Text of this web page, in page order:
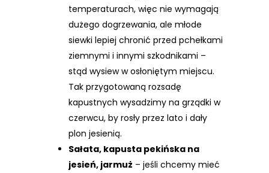
temperaturach, więc nie wymagają
dużego dogrzewania, ale młode
siewki lepiej chronić przed pchełkami
ziemnymi i innymi szkodnikami –
stąd wysiew w osłoniętym miejscu.
Tak przygotowaną rozsadę
kapustnych wysadzimy na grządki w
czerwcu, by rosły przez lato i dały
plon jesienią.
Sałata, kapusta pekińska na
jesień, jarmuż – jeśli chcemy mieć